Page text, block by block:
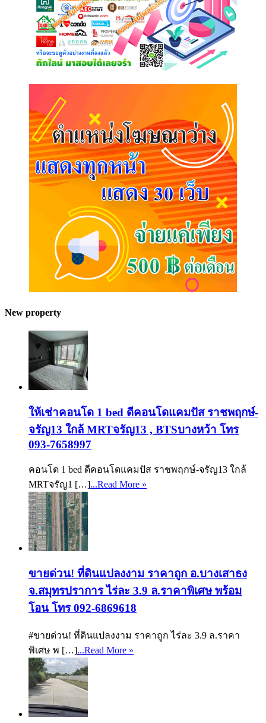
New property
ให้เช่าคอนโด 1 bed ดีคอนโดแคมปัส ราชพฤกษ์-
จรัญ13 ใกล้ MRTจรัญ13 , BTSบางหว้า โทร
093-7658997
คอนโด 1 bed ดีคอนโดแคมปัส ราชพฤกษ์-จรัญ13 ใกล้
MRTจรัญ1 […]...Read More »
ขายด่วน! ที่ดินแปลงงาม ราคาถูก อ.บางเสาธง
จ.สมุทรปราการ ไร่ละ 3.9 ล.ราคาพิเศษ พร้อม
โอน โทร 092-6869618
#ขายด่วน! ที่ดินแปลงงาม ราคาถูก ไร่ละ 3.9 ล.ราคา
พิเศษ พ […]...Read More »